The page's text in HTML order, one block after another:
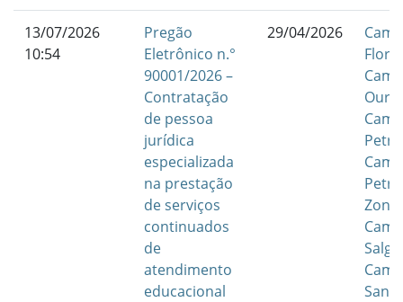
13/07/2026
10:54
Pregão
Eletrônico n.°
90001/2026 –
Contratação
de pessoa
jurídica
especializada
na prestação
de serviços
continuados
de
atendimento
educacional
29/04/2026
Zona